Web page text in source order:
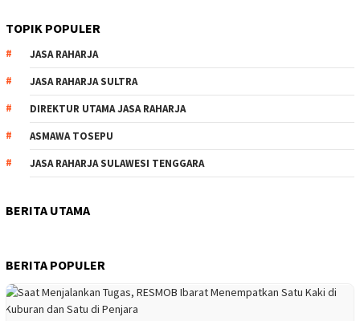
TOPIK POPULER
JASA RAHARJA
JASA RAHARJA SULTRA
DIREKTUR UTAMA JASA RAHARJA
ASMAWA TOSEPU
JASA RAHARJA SULAWESI TENGGARA
BERITA UTAMA
BERITA POPULER